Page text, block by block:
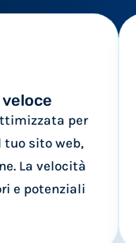
per
tuo sito web,
La velocità
e potenziali